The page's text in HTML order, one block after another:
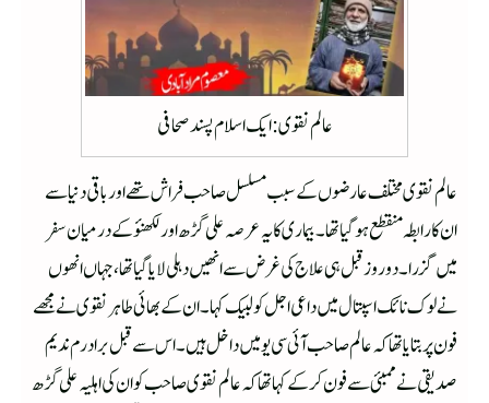
عالم نقوی : ایک اسلام پسند صحافی
عالم نقوی مختلف عارضوں کے سبب مسلسل صاحب فراش تھے اور باقی دنیا سے
ان کا رابطہ منقطع ہوگیا تھا۔ بیماری کا یہ عرصہ علی گڑھ اور لکھنؤکے درمیان سفر
میں گزرا۔دوروز قبل ہی علاج کی غرض سے انھیں دہلی لایا گیا تھا، جہاں انھوں
نے لوک نائک اسپتال میں داعی اجل کو لبیک کہا۔ ان کے بھائی طاہر نقوی نے مجھے
فون پر بتایا تھا کہ عالم صاحب آئی سی یو میں داخل ہیں۔ اس سے قبل برادرم ندیم
صدیقی نے ممبئی سے فون کرکے کہاتھا کہ عالم نقوی صاحب کو ان کی اہلیہ علی گڑھ